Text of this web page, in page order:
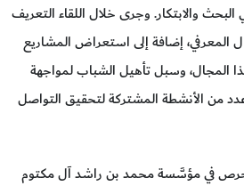
والابتكار. وجرى خلال اللقاء التعريف
المعرفي، إضافة إلى استعراض المشاريع
المجال، وسبل تأهيل الشباب لمواجهة
من الأنشطة المشتركة لتحقيق التواصل
في مؤسَّسة محمد بن راشد آل مكتوم